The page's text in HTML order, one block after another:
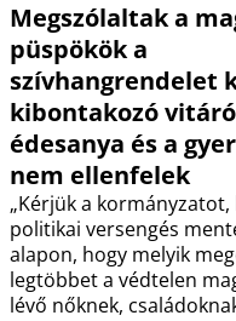
Megszólaltak a
püspökök a
szívhangrendelet
kibontakozó
édesanya és a
nem ellenfelek
„Kérjük a
politikai versengés
alapon, hogy melyik
legtöbbet a védtelen
lévő nőknek,